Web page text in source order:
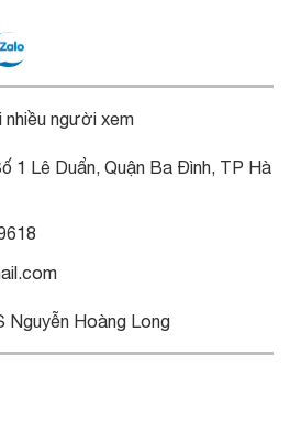
nhiều người xem
1 Lê Duẩn, Quận Ba Đình, TP Hà
Nguyễn Hoàng Long